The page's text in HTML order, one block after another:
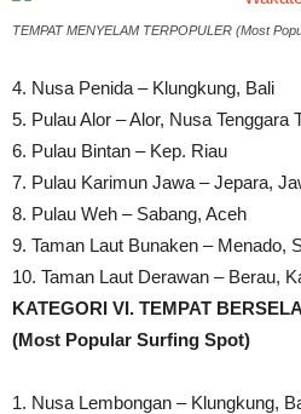
TEMPAT MENYELAM TERPOPULER (Most
4. Nusa Penida – Klungkung, Bali
5. Pulau Alor – Alor, Nusa Tenggara
6. Pulau Bintan – Kep. Riau
7. Pulau Karimun Jawa – Jepara,
8. Pulau Weh – Sabang, Aceh
9. Taman Laut Bunaken – Menado,
10. Taman Laut Derawan – Berau,
KATEGORI VI. TEMPAT
(Most Popular Surfing Spot)
1. Nusa Lembongan – Klungkung,